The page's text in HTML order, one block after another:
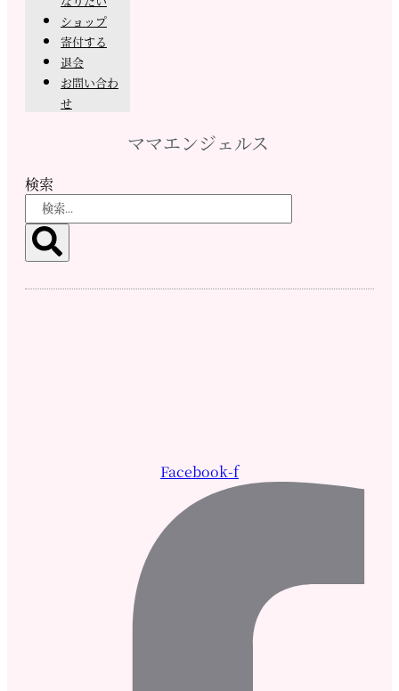
ショップ
寄付する
退会
お問い合わ
せ
ママエンジェルス
検索
Facebook-f